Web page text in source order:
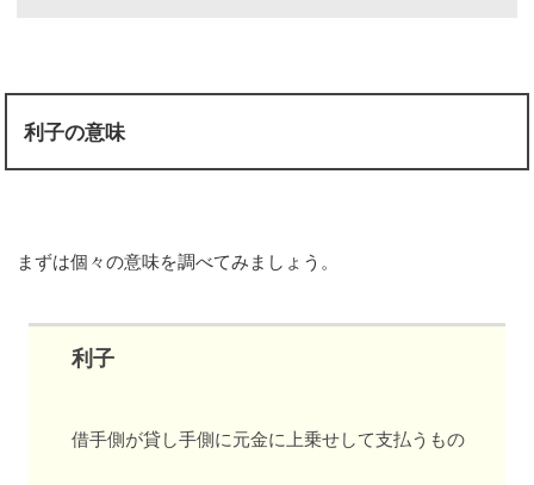
利子の意味
まずは個々の意味を調べてみましょう。
利子
借手側が貸し手側に元金に上乗せして支払うもの